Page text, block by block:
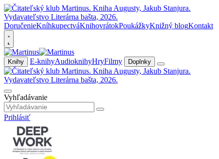
DoručenieKníhkupectváKnihovrátokPoukážkyKnižný blogKontakt
Knihy E-knihyAudioknihyHryFilmy Doplnky
Vyhľadávanie
Prihlásiť